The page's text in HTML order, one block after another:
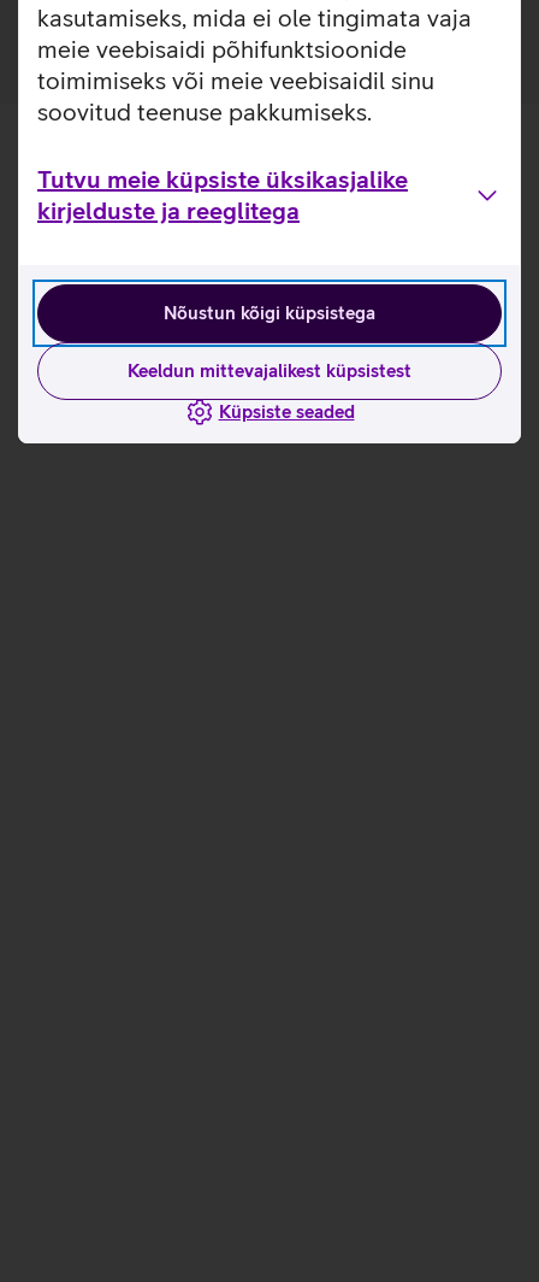
kasutamiseks, mida ei ole tingimata vaja
meie veebisaidi põhifunktsioonide
toimimiseks või meie veebisaidil sinu
soovitud teenuse pakkumiseks.
Tutvu meie küpsiste üksikasjalike
kirjelduste ja reeglitega
Nõustun kõigi küpsistega
Keeldun mittevajalikest küpsistest
Küpsiste seaded